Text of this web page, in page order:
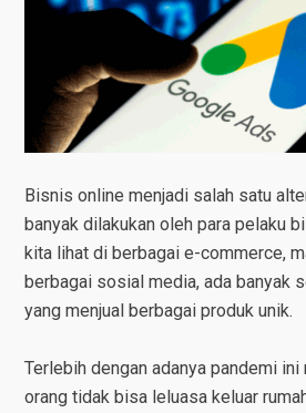
Bisnis online menjadi salah satu
banyak dilakukan oleh para pelaku
kita lihat di berbagai e-commerce,
berbagai sosial media, ada banyak
yang menjual berbagai produk unik.
Terlebih dengan adanya pandemi
orang tidak bisa leluasa keluar